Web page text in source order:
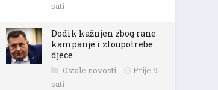
sati
Dodik kažnjen zbog rane
kampanje i zloupotrebe
djece
Ostale novosti
Prije 9
sati